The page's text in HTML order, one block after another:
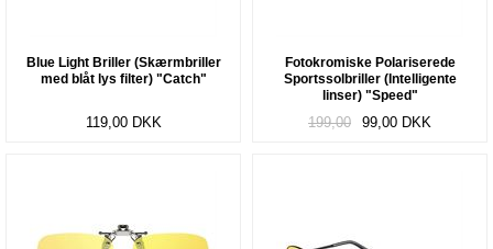
Blue Light Briller (Skærmbriller
med blåt lys filter) "Catch"
119,00 DKK
Fotokromiske Polariserede
Sportssolbriller (Intelligente
linser) "Speed"
199,00 99,00 DKK